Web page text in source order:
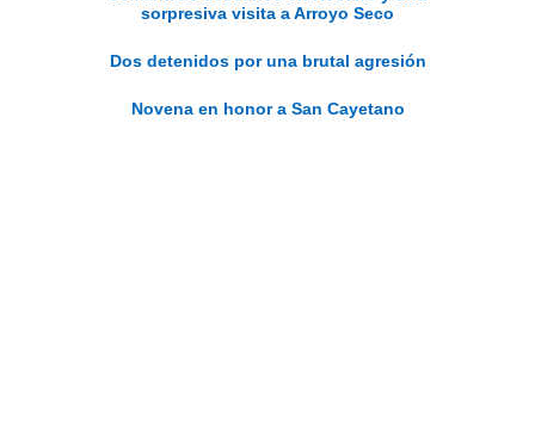
sorpresiva visita a Arroyo Seco
Dos detenidos por una brutal agresión
Novena en honor a San Cayetano